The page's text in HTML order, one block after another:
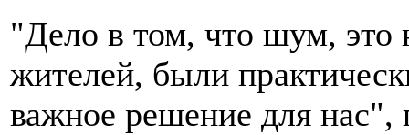
"Дело в том, что шум, это
жителей, были
важное решение для нас",